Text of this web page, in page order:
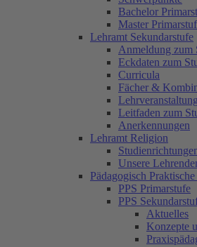
Bachelor
Master
Lehramt Sekundarstufe
Anmeldung zum
Eckdaten zum
Curricula
Fächer &
Leitfaden zum
Anerkennungen
Lehramt Religion
Unsere
Pädagogisch
PPS Primarstufe
PPS
Aktuelles
Konzepte